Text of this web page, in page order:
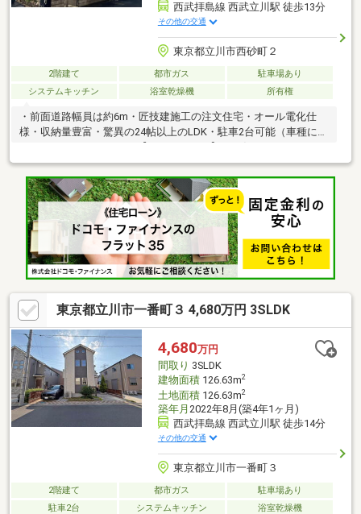
西武拝島線 西武立川駅 徒歩13分
その他の交通
東京都立川市西砂町２
2階建て 都市ガス
駐車場あり
システムキッチン
浴室乾燥機 所有権
・前面道路幅員は約6m・匠技建施工の注文住宅・オール電化仕
様・収納量豊富・驚異の24帖以上のLDK・駐車2台可能（車種によ
５リノベでは物件さがし＋定額リノベーションで立地・間取り・
内装・インテリアをまとめてご提案♪家賃並の支払いで自分らしい
暮らしが、スタイルも価格も含めて丸ごと叶います。■■住宅ロー
ン相談会随時受付中■■住宅ローンの審査が不安！他の借入があっ
ても借入できるの？住宅ローンの疑問やご不安に
東京都立川市一番町３ 4,680万円 3SLDK
4,680万円
間取り 3SLDK
建物面積126.63m2
土地面積126.63m2
築年月 2022年8月(築4年1ヶ月)
西武拝島線 西武立川駅 徒歩14分
その他の交通
東京都立川市一番町３
2階建て 都市ガス
駐車場あり
駐車2台
システムキッチン 浴室乾燥機